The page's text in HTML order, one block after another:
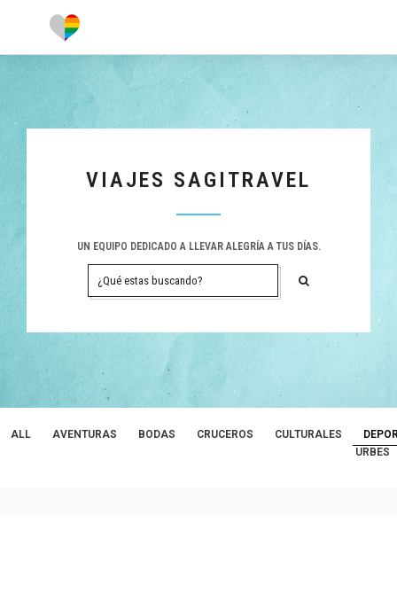
VIAJES SAGITRAVEL
UN EQUIPO DEDICADO A LLEVAR ALEGRÍA A TUS DÍAS.
ALL AVENTURAS BODAS CRUCEROS CULTURALES
URBES